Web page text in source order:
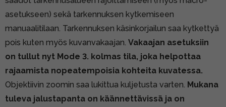
asetukseen) sekä tarkennuksen kytkemiseen
manuaalitilaan. Tarkennuksen käsinkorjailun saa kytkettyä
pois kuten myös kuvanvakaajan. Vakaajan asetuksiin
on tullut nyt Mode 3. kolmas tila, joka helpottaa
rajaamista nopeatempoisia kohteita kuvatessa.
Objektiivin zoomin saa lukittua kuljetusta varten. Mukana
tuleva jalustapanta on käännettävissä ja on